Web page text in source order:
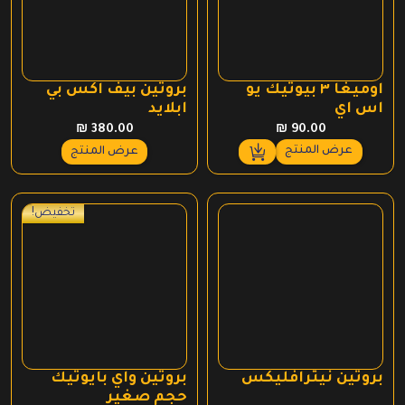
اوميغا ٣ بيوتيك يو
اس اي
₪ 90.00
عرض المنتج
بروتين بيف اكس بي
ابلايد
₪ 380.00
عرض المنتج
بروتين نيترافليكس
تخفيض!
بروتين واي بايوتيك
حجم صغير